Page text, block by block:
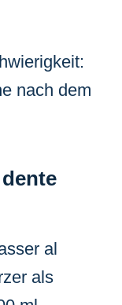
nach dem
al
als